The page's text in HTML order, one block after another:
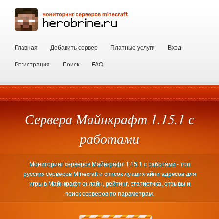
Главная Добавить сервер Платные услуги
Вход
Регистрация
Поиск FAQ
Сервера Майнкрафт 1.15.1 с
работами
Мониторинг серверов Майнкрафт 1.15.1 с работами - топ
русских серверов Minecraft и список лучших айпи адресов для
игры в Майнкрафт онлайн, рейтинг, статистика, отзывы и
поиск серверов по параметрам.